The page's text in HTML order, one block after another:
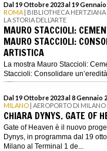
Dal 19 Ottobre 2023 al 19 Gennaio
ROMA | BIBLIOTHECA
LA STORIA DELL’ARTE
MAURO STACCIOLI:
MAURO STACCIOLI:
ARTISTICA
La mostra Mauro Staccioli:
Staccioli: Consolidare
Dal 19 Ottobre 2023 al 8 Gennaio
MILANO | AEROPORTO DI
CHIARA DYNYS. GATE OF
Gate of Heaven è il nuovo
Dynys, in programma dal 19
Milano al Terminal 1 de...